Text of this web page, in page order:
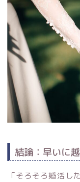
結論：早いに
「そろそろ婚活し